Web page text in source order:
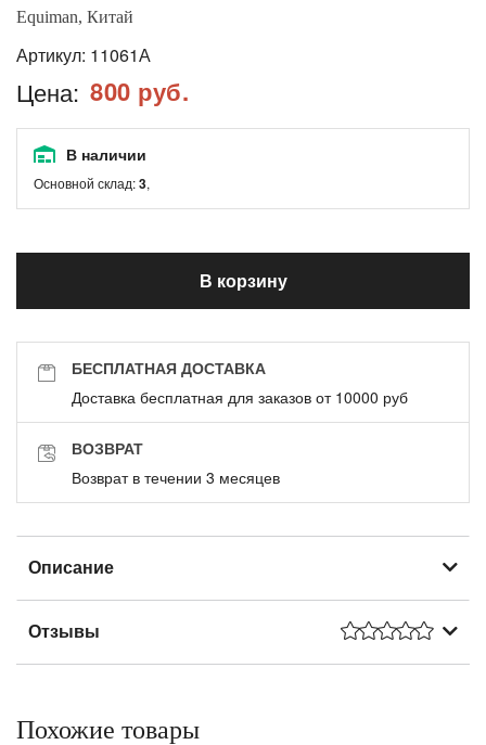
Equiman, Китай
Артикул: 11061А
Цена: 800 руб.
В наличии
Основной склад:3,
В корзину
БЕСПЛАТНАЯ ДОСТАВКА
Доставка бесплатная для заказов от 10000 руб
ВОЗВРАТ
Возврат в течении 3 месяцев
Описание
Отзывы
Похожие товары